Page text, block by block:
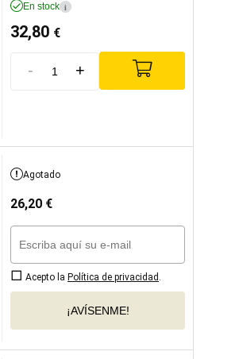
En stock i
32,80 €
- +
Agotado
26,20 €
Acepto la Política de privacidad
¡AVÍSENME!